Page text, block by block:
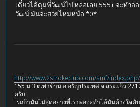
เดี๋ยวได้ดุมพี่วัฒน์ไป หล่อเลย 555+ จะทำอ
วัฒน์ มันจะสวยไหมหน้อ *0*
http://www.2strokeclub.com/smf/
155 ม.3 ต.ท่าข้าม อ.อรัญประเทศ จ.สระแก้ว
ครับ
"รถถ้ามันไม่สุดอย่างที่เราพอจะทำได้มันค้างใจคั